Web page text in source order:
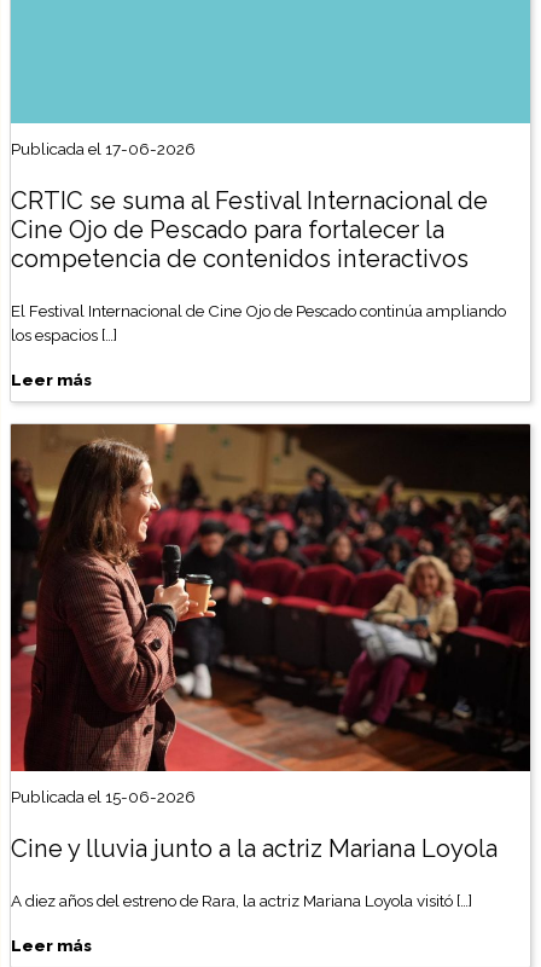
Publicada el 17-06-2026
CRTIC se suma al Festival Internacional de
Cine Ojo de Pescado para fortalecer la
competencia de contenidos interactivos
El Festival Internacional de Cine Ojo de Pescado continúa ampliando
los espacios […]
Leer más
Publicada el 15-06-2026
Cine y lluvia junto a la actriz Mariana Loyola
A diez años del estreno de Rara, la actriz Mariana Loyola visitó […]
Leer más